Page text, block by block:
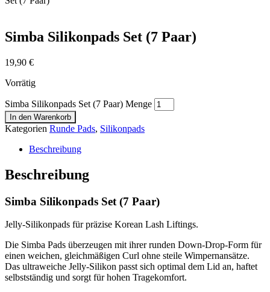
Simba Silikonpads Set (7 Paar)
19,90 €
Vorrätig
Simba Silikonpads Set (7 Paar) Menge
In den Warenkorb
Kategorien Runde Pads, Silikonpads
Beschreibung
Beschreibung
Simba Silikonpads Set (7 Paar)
Jelly-Silikonpads für präzise Korean Lash Liftings.
Die Simba Pads überzeugen mit ihrer runden Down-Drop-Form für
einen weichen, gleichmäßigen Curl ohne steile Wimpernansätze.
Das ultraweiche Jelly-Silikon passt sich optimal dem Lid an, haftet
selbstständig und sorgt für hohen Tragekomfort.